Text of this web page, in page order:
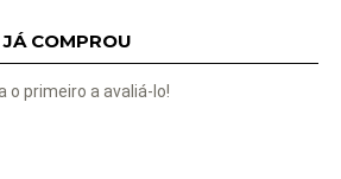
COMPROU
o primeiro a avaliá-lo!